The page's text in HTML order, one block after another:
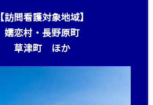
【訪問看護対象地域】
嬬恋村・長野原町
草津町 ほか